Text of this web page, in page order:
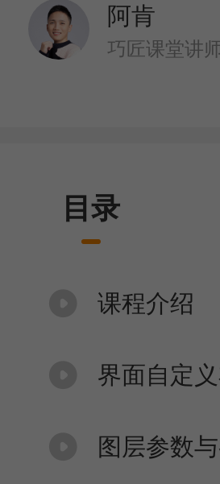
阿肯
巧匠课堂讲
目录
课程介绍
界面自定
图层参数